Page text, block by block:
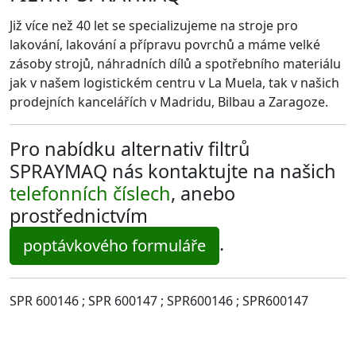
Již více než 40 let se specializujeme na stroje pro
lakování, lakování a přípravu povrchů a máme velké
zásoby strojů, náhradních dílů a spotřebního materiálu
jak v našem logistickém centru v La Muela, tak v našich
prodejních kancelářích v Madridu, Bilbau a Zaragoze.
Pro nabídku alternativ filtrů
SPRAYMAQ nás kontaktujte na našich
telefonních číslech, anebo
prostřednictvím
poptávkového formuláře .
SPR 600146 ; SPR 600147 ; SPR600146 ; SPR600147